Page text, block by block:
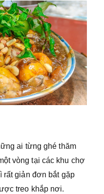
ai từng ghé thăm
vòng tại các khu chợ
rất giản đơn bắt gặp
treo khắp nơi.